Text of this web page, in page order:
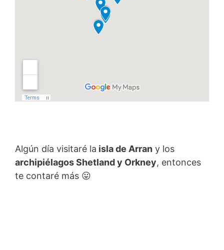
Algún día visitaré la isla de Arran y los
archipiélagos Shetland y Orkney, entonces
te contaré más 😛